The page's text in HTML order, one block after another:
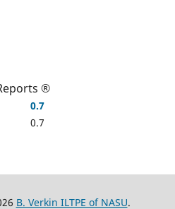
®
0.7
0.7
B. Verkin ILTPE of NASU.